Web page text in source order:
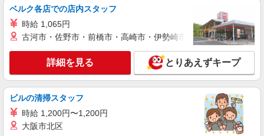
時給1350円〜2062円 ＜日払い有/週払い有/交
石巻市内 最寄り駅：石巻
キープ 詳細を見る
派遣社員
介護スタッフ ◆デイサービス、サービス付き
高齢者向け住宅、グループホームなど様々な勤
ベルク各店での店内スタッフ
時給 1,065円
古河市・佐野市・前橋市・高崎市・伊勢崎市・太田市・館林市
詳細を見る とりあえずキープ
ビルの清掃スタッフ
時給 1,200円〜1,200円
大阪市北区